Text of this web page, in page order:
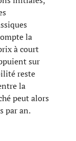
la
à court
sur
reste
la
peut alors
par an.